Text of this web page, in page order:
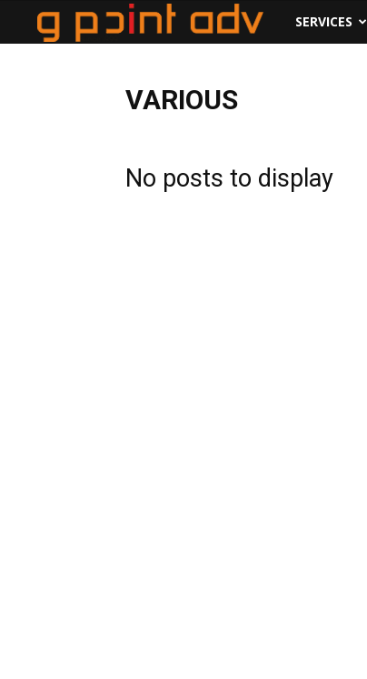
www.gpoint.gr
SERVICES
VARIOUS
No posts to display